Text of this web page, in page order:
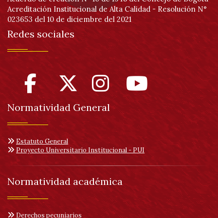
Acreditación Institucional de Alta Calidad - Resolución N°
023653 del 10 de diciembre del 2021
Redes sociales
Normatividad General
Estatuto General
Proyecto Universitario Institucional - PUI
Normatividad académica
Derechos pecuniarios